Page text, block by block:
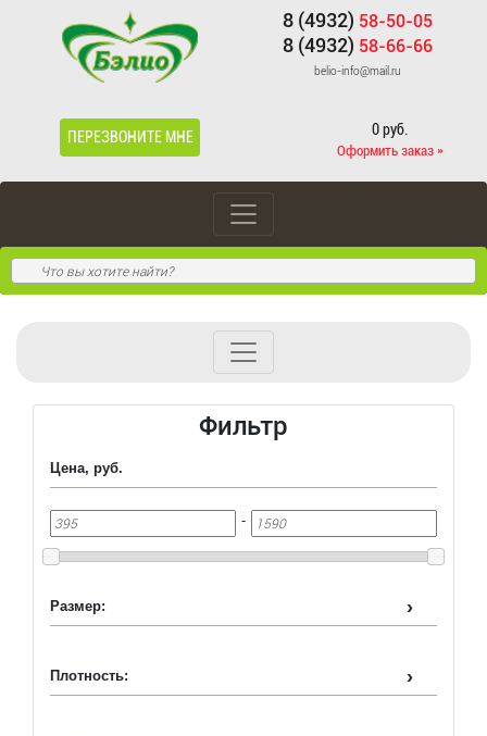
8 (4932) 58-50-05
8 (4932) 58-66-66
belio-info@mail.ru
ПЕРЕЗВОНИТЕ МНЕ 0 руб.
Оформить заказ »
Фильтр
Цена, руб.
-
Размер:
Плотность: